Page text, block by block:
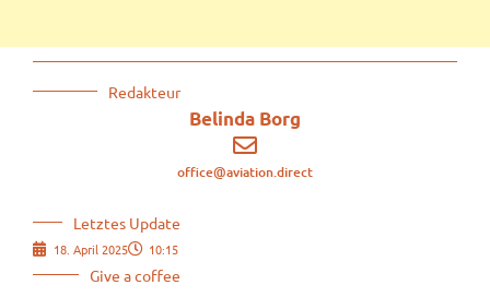
Redakteur
Belinda Borg
office@aviation.direct
Letztes Update
18. April 2025 10:15
Give a coffee